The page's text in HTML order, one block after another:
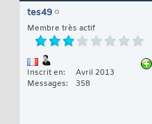
tes49
Membre très actif
Inscrit en
Avril 2013
Messages
358